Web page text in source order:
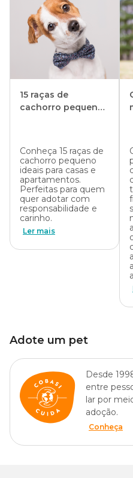
15 raças de
cachorro pequeno
Conheça 15 raças de
cachorro pequeno
ideais para casas e
apartamentos.
Perfeitas para quem
quer adotar com
responsabilidade e
carinho.
Ler mais
Adote um pet
Desde
entre
lar por
adoção.
Conheça